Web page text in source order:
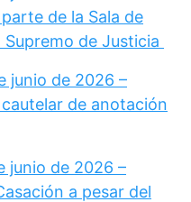
de la Sala de
de Justicia
junio de 2026 –
de anotación
junio de 2026 –
a pesar del